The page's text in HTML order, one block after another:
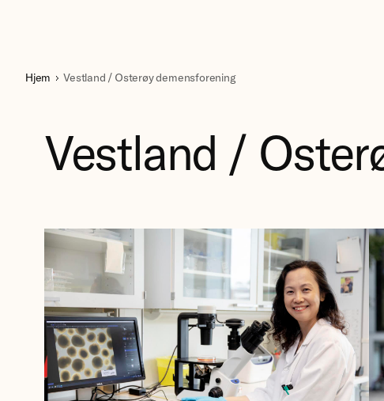
Hjem Vestland / Osterøy demensforening
Vestland /